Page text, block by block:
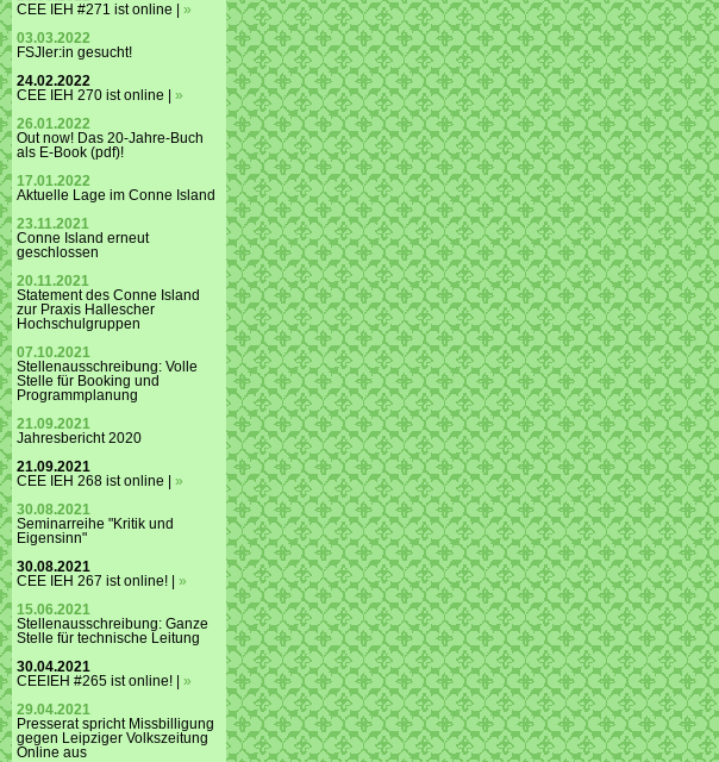
CEE IEH #271 ist online | »
03.03.2022
FSJler:in gesucht!
24.02.2022
CEE IEH 270 ist online | »
26.01.2022
Out now! Das 20-Jahre-Buch
als E-Book (pdf)!
17.01.2022
Aktuelle Lage im Conne Island
23.11.2021
Conne Island erneut
geschlossen
20.11.2021
Statement des Conne Island
zur Praxis Hallescher
Hochschulgruppen
07.10.2021
Stellenausschreibung: Volle
Stelle für Booking und
Programmplanung
21.09.2021
Jahresbericht 2020
21.09.2021
CEE IEH 268 ist online | »
30.08.2021
Seminarreihe "Kritik und
Eigensinn"
30.08.2021
CEE IEH 267 ist online! | »
15.06.2021
Stellenausschreibung: Ganze
Stelle für technische Leitung
30.04.2021
CEEIEH #265 ist online! | »
29.04.2021
Presserat spricht Missbilligung
gegen Leipziger Volkszeitung
Online aus